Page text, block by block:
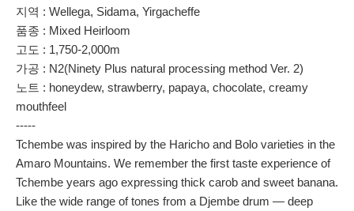
지역 : Wellega, Sidama, Yirgacheffe
품종 : Mixed Heirloom
고도 : 1,750-2,000m
가공 : N2(Ninety Plus natural processing method Ver. 2)
노트 : honeydew, strawberry, papaya, chocolate, creamy
mouthfeel
-----
Tchembe was inspired by the Haricho and Bolo varieties in the
Amaro Mountains. We remember the first taste experience of
Tchembe years ago expressing thick carob and sweet banana.
Like the wide range of tones from a Djembe drum — deep